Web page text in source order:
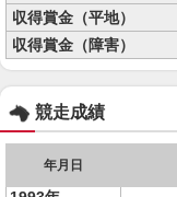
収得賞金（平地）
収得賞金（障害）
競走成績
年月日